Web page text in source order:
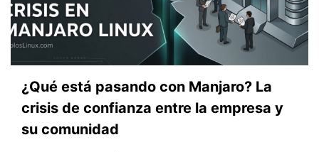
¿Qué está pasando con Manjaro? La
crisis de confianza entre la empresa y
su comunidad